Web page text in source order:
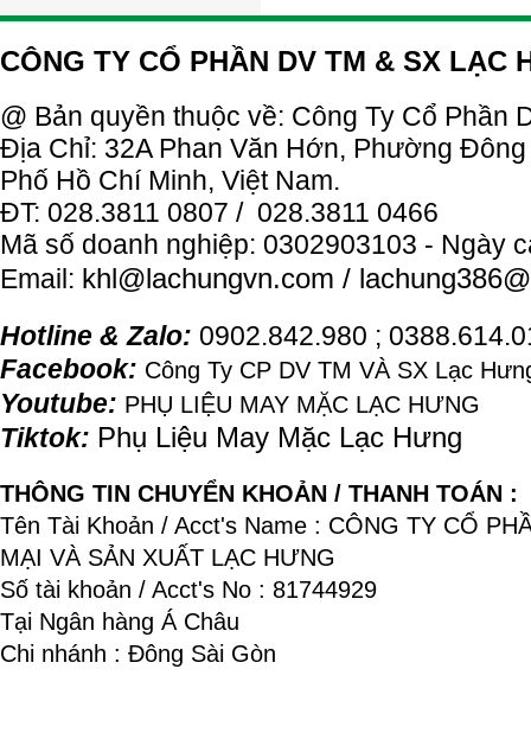
CÔNG TY CỔ PHẦN DV TM & SX LẠC
@ Bản quyền thuộc về: Công Ty Cổ Phần
Địa Chỉ: 32A Phan Văn Hớn, Phường
Phố Hồ Chí Minh, Việt Nam.
ĐT: 028.3811 0807 / 028.3811 0466
Mã số doanh nghiệp: 0302903103 - Ngày
Email: khl@lachungvn.com /
Hotline & Zalo: 0902.842.980 ;
Facebook: Công Ty CP DV TM VÀ SX Lạc
Youtube: PHỤ LIỆU MAY MẶC LẠC HƯNG
Tiktok: Phụ Liệu May Mặc Lạc Hưng
THÔNG TIN CHUYỂN KHOẢN / THANH TOÁN :
Tên Tài Khoản / Acct's Name : CÔNG TY CỔ
MẠI VÀ SẢN XUẤT LẠC HƯNG
Số tài khoản / Acct's No : 81744929
Tại Ngân hàng Á Châu
Chi nhánh : Đông Sài Gòn